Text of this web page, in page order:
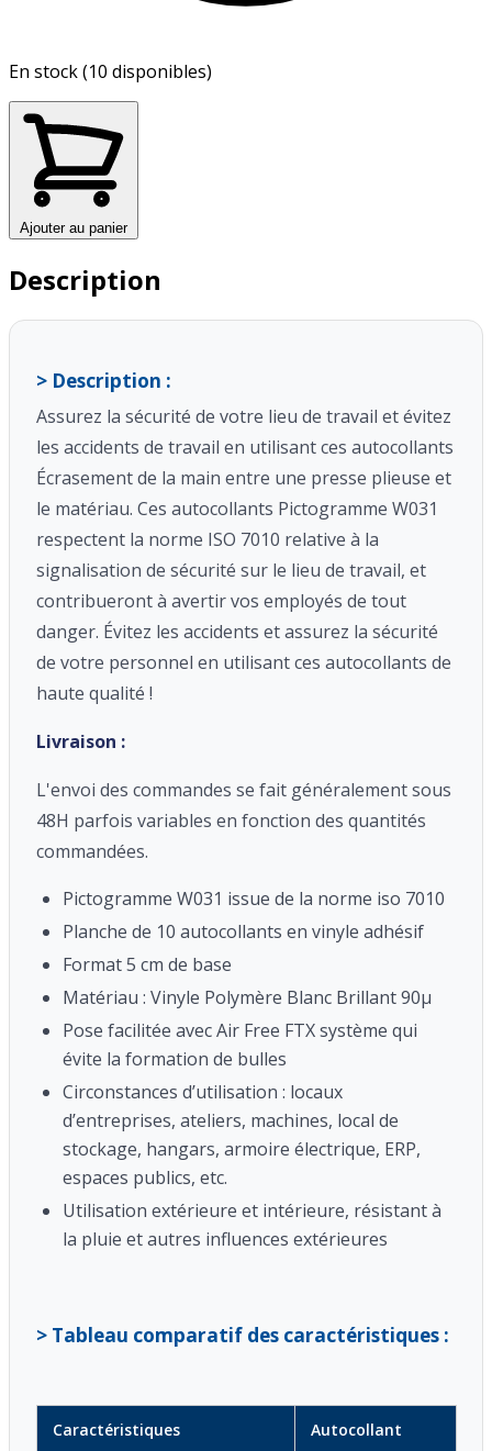
En stock (10 disponibles)
Ajouter au panier
Description
> Description :
Assurez la sécurité de votre lieu de travail et évitez
les accidents de travail en utilisant ces autocollants
Écrasement de la main entre une presse plieuse et
le matériau. Ces autocollants Pictogramme W031
respectent la norme ISO 7010 relative à la
signalisation de sécurité sur le lieu de travail, et
contribueront à avertir vos employés de tout
danger. Évitez les accidents et assurez la sécurité
de votre personnel en utilisant ces autocollants de
haute qualité !
Livraison :
L'envoi des commandes se fait généralement sous
48H parfois variables en fonction des quantités
commandées.
Pictogramme W031 issue de la norme iso 7010
Planche de 10 autocollants en vinyle adhésif
Format 5 cm de base
Matériau : Vinyle Polymère Blanc Brillant 90μ
Pose facilitée avec Air Free FTX système qui
évite la formation de bulles
Circonstances d’utilisation : locaux
d’entreprises, ateliers, machines, local de
stockage, hangars, armoire électrique, ERP,
espaces publics, etc.
Utilisation extérieure et intérieure, résistant à
la pluie et autres influences extérieures
> Tableau comparatif des caractéristiques :
Caractéristiques Autocollant